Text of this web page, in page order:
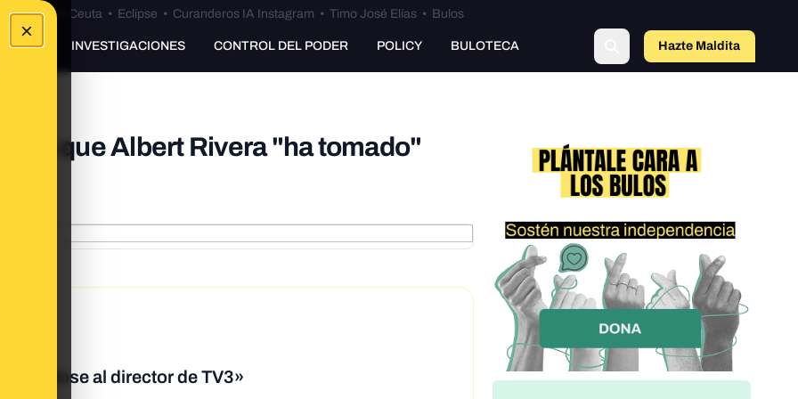
×
•Bulos Ceuta • Eclipse • Curanderos IA Instagram • Timo José Elías • Bulos
INVESTIGACIONES CONTROL DEL PODER POLICY BULOTECA Hazte Maldita
que Albert Rivera "ha tomado"
al director de TV3»